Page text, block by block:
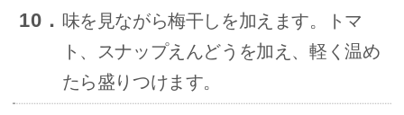
10． 味を見ながら梅干しを加えます。トマ
ト、スナップえんどうを加え、軽く温め
たら盛りつけます。